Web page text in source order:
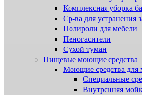
Комплексная уборка
Ср-ва для устранения
Полироли для мебели
Пеногасители
Сухой туман
Пищевые моющие средства
Моющие средства для
Специальные
Внутренняя